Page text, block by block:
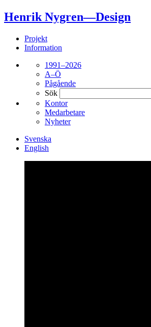
Henrik Nygren—Design
Projekt
Information
1991–2026
A–Ö
Pågående
Sök
Kontor
Medarbetare
Nyheter
Svenska
English